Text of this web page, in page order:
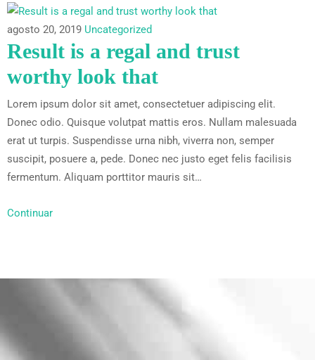
agosto 20, 2019 Uncategorized
Result is a regal and trust
worthy look that
Lorem ipsum dolor sit amet, consectetuer adipiscing elit.
Donec odio. Quisque volutpat mattis eros. Nullam malesuada
erat ut turpis. Suspendisse urna nibh, viverra non, semper
suscipit, posuere a, pede. Donec nec justo eget felis facilisis
fermentum. Aliquam porttitor mauris sit…
Continuar